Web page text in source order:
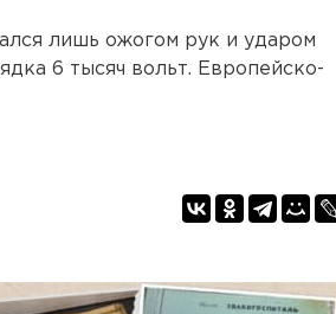
лишь ожогом рук и ударом
6 тысяч вольт. Европейско-